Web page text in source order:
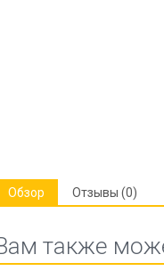
Обзор Отзывы (0)
также